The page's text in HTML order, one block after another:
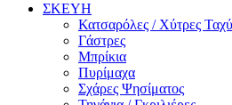
ΣΚΕΥΗ
Κατσαρόλες / Χύτρες
Γάστρες
Μπρίκια
Πυρίμαχα
Σχάρες Ψησίματος